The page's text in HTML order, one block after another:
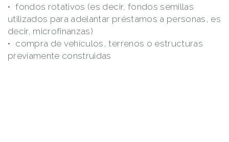
fondos rotativos (es decir, fondos semillas
utilizados para adelantar préstamos a personas, es
decir, microfinanzas)
compra de vehículos, terrenos o estructuras
previamente construidas